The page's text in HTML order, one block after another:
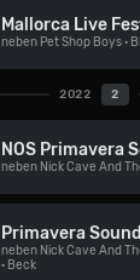
Mallorca Live
neben Pet Shop Boys·
2022 2
NOS Primavera
neben Nick Cave And
Primavera
neben Nick Cave And
· Beck